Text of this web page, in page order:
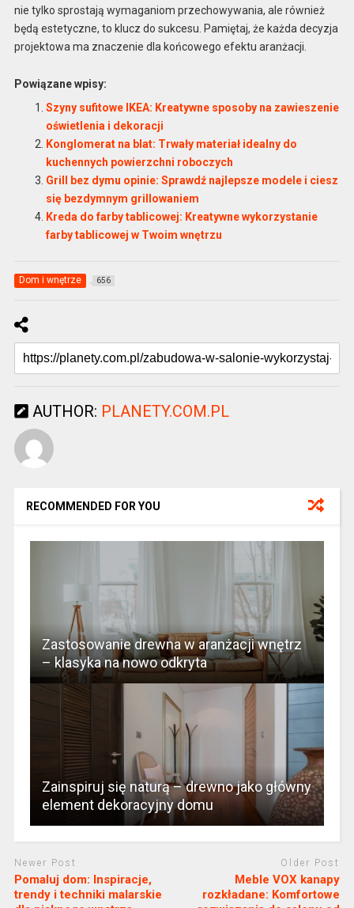
nie tylko sprostają wymaganiom przechowywania, ale również
będą estetyczne, to klucz do sukcesu. Pamiętaj, że każda decyzja
projektowa ma znaczenie dla końcowego efektu aranżacji.
Powiązane wpisy:
Szyny sufitowe IKEA: Kreatywne sposoby na zawieszenie
oświetlenia i dekoracji
Konglomerat na blat: Trwały materiał idealny do
kuchennych powierzchni roboczych
Grill bez dymu opinie: Sprawdź najlepsze modele i ciesz
się bezdymnym grillowaniem
Kreda do farby tablicowej: Kreatywne wykorzystanie
farby tablicowej w Twoim wnętrzu
Dom i wnętrze 656
AUTHOR: PLANETY.COM.PL
RECOMMENDED FOR YOU
Zastosowanie drewna w aranżacji wnętrz
– klasyka na nowo odkryta
Zainspiruj się naturą – drewno jako główny
element dekoracyjny domu
Newer Post
Pomaluj dom: Inspiracje,
trendy i techniki malarskie
Older Post
Meble VOX kanapy
rozkładane: Komfortowe